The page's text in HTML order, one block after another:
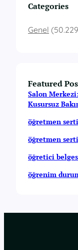
Categories
Genel
Featured
Salon
Kusursuz
öğretmen
öğretmen
öğretici
öğrenim